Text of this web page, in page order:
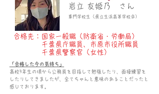
岩立 友姫乃 さん
専 門学校生（ 県立生 浜高等学校 卒）
合格先：国家一般職（防衛省・労働局）
​ 千葉県庁職員、市原市役所職員
​ 千葉県警察官（女性）
「合格した今の気持ち」
高校3年生の頃から公務員を目指して勉強したり、面接練習を
したりしてきましたが、全てちゃんと意味のあることだったと
感じております。